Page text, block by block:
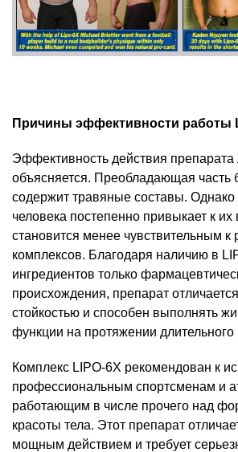
Причины эффективности работы
Эффективность действия препарата
объясняется. Преобладающая часть
содержит травяные составы. Однако
человека постепенно привыкает к их
становится менее чувствительным к
комплексов. Благодаря наличию в
ингредиентов только
происхождения, препарат
стойкостью и способен выполнять
функции на протяжении
Комплекс LIPO-6X рекомендован к
профессиональным спортсменам и
работающим в числе прочего над
красоты тела. Этот препарат
мощным действием и требует